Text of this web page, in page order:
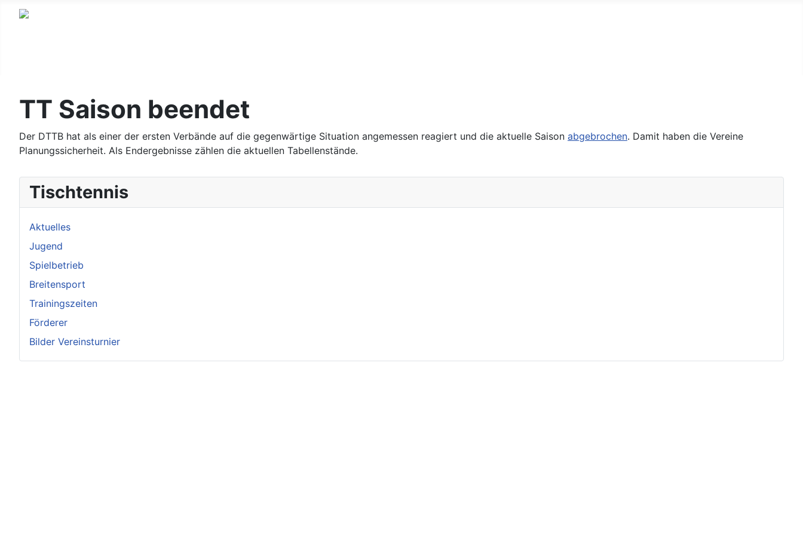
Tischtennis
Aktuelles
Jugend
Spielbetrieb
Breitensport
Trainingszeiten
Förderer
Bilder Vereinsturnier
TT Saison beendet
Der DTTB hat als einer der ersten Verbände auf die gegenwärtige Situation angemessen reagiert und die aktuelle Saison abgebrochen. Damit haben die Vereine
Planungssicherheit. Als Endergebnisse zählen die aktuellen Tabellenstände.